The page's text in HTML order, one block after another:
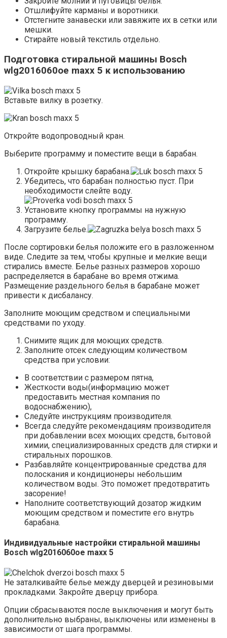
Отшлифуйте карманы и воротники.
Отстегните занавески или завяжите их в сетки или
мешки.
Стирайте новый текстиль отдельно.
Подготовка стиральной машины Bosch
wlg2016060oe maxx 5 к использованию
Вставьте вилку в розетку.
Откройте водопроводный кран.
Выберите программу и поместите вещи в барабан.
Откройте крышку барабана.
Убедитесь, что барабан полностью пуст. При
необходимости слейте воду.
Установите кнопку программы на нужную
программу.
Загрузите белье.
После сортировки белья положите его в разложенном
виде. Следите за тем, чтобы крупные и мелкие вещи
стирались вместе. Белье разных размеров хорошо
распределяется в барабане во время отжима.
Размещение раздельного белья в барабане может
привести к дисбалансу.
Заполните моющим средством и специальными
средствами по уходу.
Снимите ящик для моющих средств.
Заполните отсек следующим количеством
средства при условии:
В соответствии с размером пятна,
Жесткости воды(информацию может
предоставить местная компания по
водоснабжению),
Следуйте инструкциям производителя.
Всегда следуйте рекомендациям производителя
при добавлении всех моющих средств, бытовой
химии, специализированных средств для стирки и
стиральных порошков.
Разбавляйте концентрированные средства для
полоскания и кондиционеры небольшим
количеством воды. Это поможет предотвратить
засорение!
Наполните соответствующий дозатор жидким
моющим средством и поместите его внутрь
барабана.
Индивидуальные настройки стиральной машины
Bosch wlg2016060oe maxx 5
Не заталкивайте белье между дверцей и резиновыми
прокладками. Закройте дверцу прибора.
Опции сбрасываются после выключения и могут быть
дополнительно выбраны, выключены или изменены в
зависимости от шага программы.